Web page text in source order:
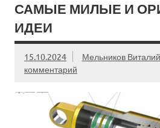
САМЫЕ МИЛЫЕ И
ИДЕИ
15.10.2024 Мельников Виталий
комментарий